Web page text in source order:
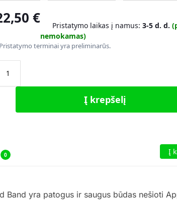
€ Pristatymo laikas į namus: 3-5 d. d.
nemokamas)
terminai yra preliminarūs.
Į krepšelį
0 Į
yra patogus ir saugus būdas nešioti